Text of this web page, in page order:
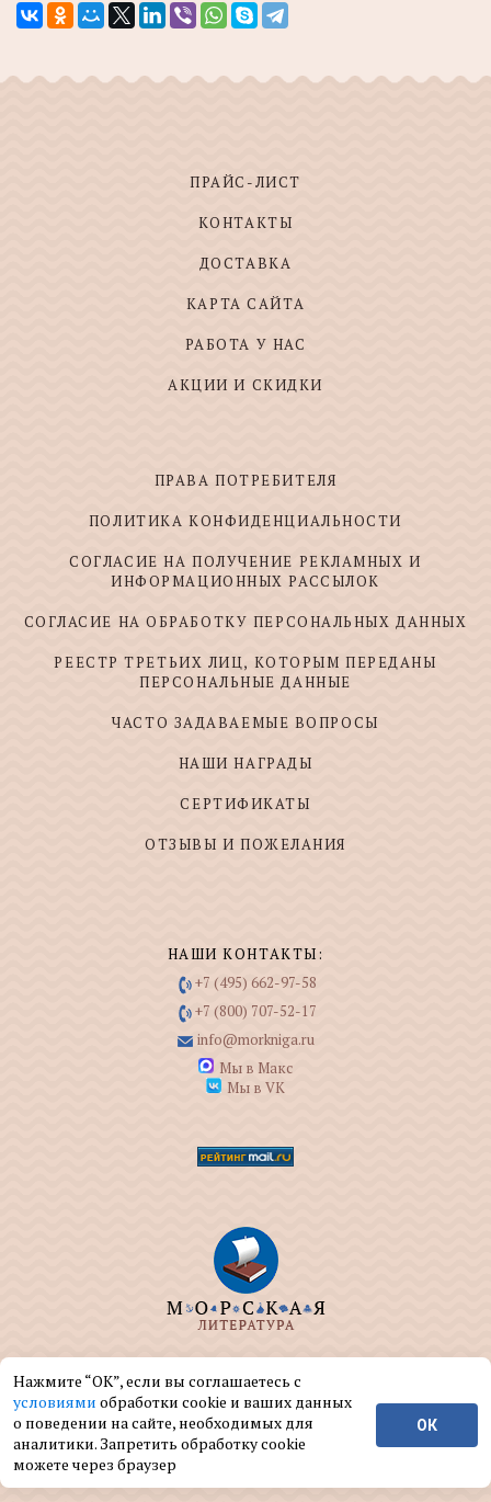
ПРАЙС-ЛИСТ
КОНТАКТЫ
ДОСТАВКА
КАРТА САЙТА
РАБОТА У НАС
АКЦИИ И СКИДКИ
ПРАВА ПОТРЕБИТЕЛЯ
ПОЛИТИКА КОНФИДЕНЦИАЛЬНОСТИ
СОГЛАСИЕ НА ПОЛУЧЕНИЕ РЕКЛАМНЫХ И
ИНФОРМАЦИОННЫХ РАССЫЛОК
СОГЛАСИЕ НА ОБРАБОТКУ ПЕРСОНАЛЬНЫХ ДАННЫХ
РЕЕСТР ТРЕТЬИХ ЛИЦ, КОТОРЫМ ПЕРЕДАНЫ
ПЕРСОНАЛЬНЫЕ ДАННЫЕ
ЧАСТО ЗАДАВАЕМЫЕ ВОПРОСЫ
НАШИ НАГРАДЫ
СЕРТИФИКАТЫ
ОТЗЫВЫ И ПОЖЕЛАНИЯ
НАШИ КОНТАКТЫ:
+7 (495) 662-97-58
+7 (800) 707-52-17
info@morkniga.ru
Мы в Макс
Мы в VK
ООО "МОРКНИГА" занимается изданием и
реализацией книг на морскую тематику.
© ООО "МОРКНИГА", 2004 — 2026 г.
Нажмите “ОК”, если вы соглашаетесь с
условиями обработки cookie и ваших данных
о поведении на сайте, необходимых для
аналитики. Запретить обработку cookie
можете через браузер
ОК